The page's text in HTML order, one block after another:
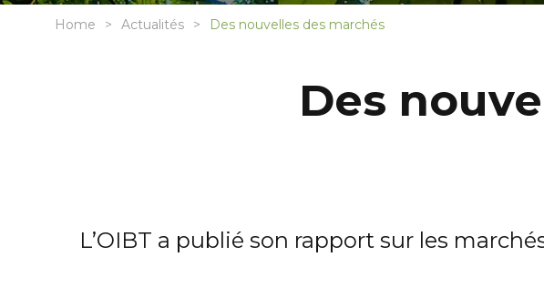
Home Actualités Des nouvelles des marchés
Des
L’OIBT a publié son rapport sur les